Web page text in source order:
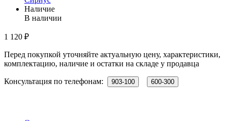
Наличие
В наличии
1 120 ₽
Перед покупкой уточняйте актуальную цену, характеристики,
комплектацию, наличие и остатки на складе у продавца
Консультация по телефонам: 903-100 600-300